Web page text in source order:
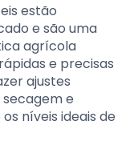
estão
e são uma
agrícola
e precisas
ajustes
e
níveis ideais de